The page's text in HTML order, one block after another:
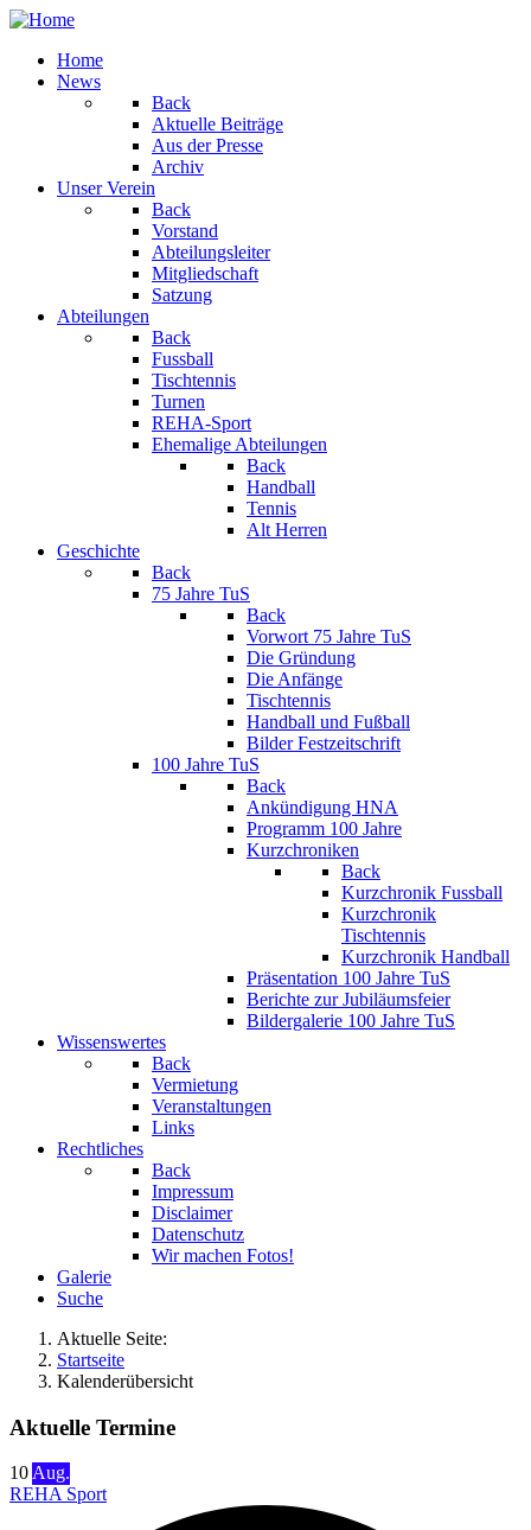
Home
News
Back
Aktuelle Beiträge
Aus der Presse
Archiv
Unser Verein
Back
Vorstand
Abteilungsleiter
Mitgliedschaft
Satzung
Abteilungen
Back
Fussball
Tischtennis
Turnen
REHA-Sport
Ehemalige Abteilungen
Back
Handball
Tennis
Alt Herren
Geschichte
Back
75 Jahre TuS
Back
Vorwort 75 Jahre TuS
Die Gründung
Die Anfänge
Tischtennis
Handball und Fußball
Bilder Festzeitschrift
100 Jahre TuS
Back
Ankündigung HNA
Programm 100 Jahre
Kurzchroniken
Back
Kurzchronik Fussball
Kurzchronik
Tischtennis
Kurzchronik Handball
Präsentation 100 Jahre TuS
Berichte zur Jubiläumsfeier
Bildergalerie 100 Jahre TuS
Wissenswertes
Back
Vermietung
Veranstaltungen
Links
Rechtliches
Back
Impressum
Disclaimer
Datenschutz
Wir machen Fotos!
Galerie
Suche
Aktuelle Seite:
Startseite
Kalenderübersicht
Aktuelle Termine
10Aug.
REHA Sport